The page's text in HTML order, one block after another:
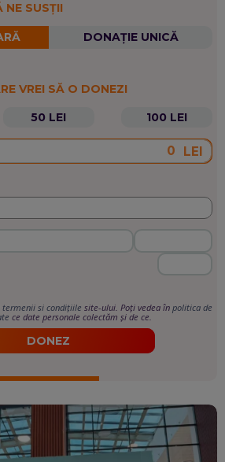
NE SUSȚII
DONAȚIE UNICĂ
VREI SĂ O DONEZI
50 LEI 100 LEI
LEI
termenii si condițiile site-ului. Poți vedea în politica de
ce date personale colectăm și de ce.
DONEZ